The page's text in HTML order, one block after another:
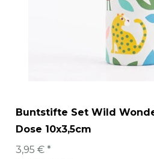
Buntstifte Set Wild
Dose 10x3,5cm
3,95 € *